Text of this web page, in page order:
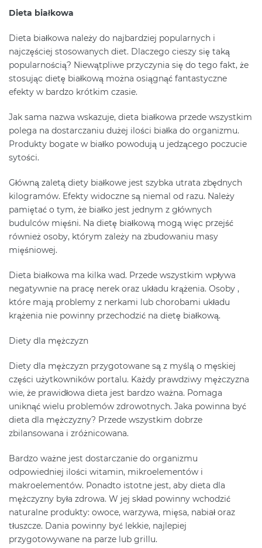
Dieta białkowa
Dieta białkowa należy do najbardziej popularnych i
najczęściej stosowanych diet. Dlaczego cieszy się taką
popularnością? Niewątpliwe przyczynia się do tego fakt, że
stosując dietę białkową można osiągnąć fantastyczne
efekty w bardzo krótkim czasie.
Jak sama nazwa wskazuje, dieta białkowa przede wszystkim
polega na dostarczaniu dużej ilości białka do organizmu.
Produkty bogate w białko powodują u jedzącego poczucie
sytości.
Główną zaletą diety białkowe jest szybka utrata zbędnych
kilogramów. Efekty widoczne są niemal od razu. Należy
pamiętać o tym, że białko jest jednym z głównych
budulców mięśni. Na dietę białkową mogą więc przejść
również osoby, którym zależy na zbudowaniu masy
mięśniowej.
Dieta białkowa ma kilka wad. Przede wszystkim wpływa
negatywnie na pracę nerek oraz układu krążenia. Osoby ,
które mają problemy z nerkami lub chorobami układu
krążenia nie powinny przechodzić na dietę białkową.
Diety dla mężczyzn
Diety dla mężczyzn przygotowane są z myślą o męskiej
części użytkowników portalu. Każdy prawdziwy mężczyzna
wie, że prawidłowa dieta jest bardzo ważna. Pomaga
uniknąć wielu problemów zdrowotnych. Jaka powinna być
dieta dla mężczyzny? Przede wszystkim dobrze
zbilansowana i zróżnicowana.
Bardzo ważne jest dostarczanie do organizmu
odpowiedniej ilości witamin, mikroelementów i
makroelementów. Ponadto istotne jest, aby dieta dla
mężczyzny była zdrowa. W jej skład powinny wchodzić
naturalne produkty: owoce, warzywa, mięsa, nabiał oraz
tłuszcze. Dania powinny być lekkie, najlepiej
przygotowywane na parze lub grillu.